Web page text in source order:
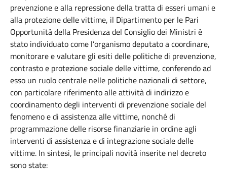
prevenzione e alla repressione della tratta di esseri umani e
alla protezione delle vittime, il Dipartimento per le Pari
Opportunità della Presidenza del Consiglio dei Ministri è
stato individuato come l’organismo deputato a coordinare,
monitorare e valutare gli esiti delle politiche di prevenzione,
contrasto e protezione sociale delle vittime, conferendo ad
esso un ruolo centrale nelle politiche nazionali di settore,
con particolare riferimento alle attività di indirizzo e
coordinamento degli interventi di prevenzione sociale del
fenomeno e di assistenza alle vittime, nonché di
programmazione delle risorse finanziarie in ordine agli
interventi di assistenza e di integrazione sociale delle
vittime. In sintesi, le principali novità inserite nel decreto
sono state: